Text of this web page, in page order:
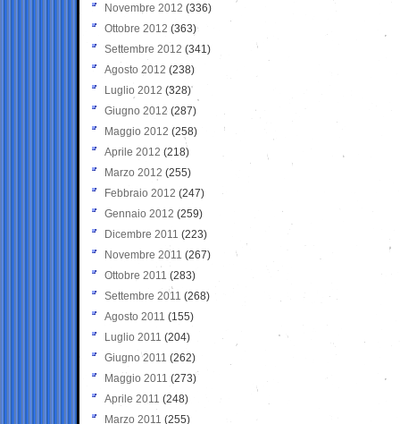
Novembre 2012 (336)
Ottobre 2012 (363)
Settembre 2012 (341)
Agosto 2012 (238)
Luglio 2012 (328)
Giugno 2012 (287)
Maggio 2012 (258)
Aprile 2012 (218)
Marzo 2012 (255)
Febbraio 2012 (247)
Gennaio 2012 (259)
Dicembre 2011 (223)
Novembre 2011 (267)
Ottobre 2011 (283)
Settembre 2011 (268)
Agosto 2011 (155)
Luglio 2011 (204)
Giugno 2011 (262)
Maggio 2011 (273)
Aprile 2011 (248)
Marzo 2011 (255)